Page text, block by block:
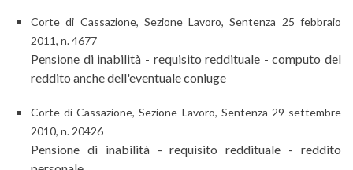
Corte di Cassazione, Sezione Lavoro, Sentenza 25 febbraio
2011, n. 4677
Pensione di inabilità - requisito reddituale - computo del
reddito anche dell'eventuale coniuge
Corte di Cassazione, Sezione Lavoro, Sentenza 29 settembre
2010, n. 20426
Pensione di inabilità - requisito reddituale - reddito